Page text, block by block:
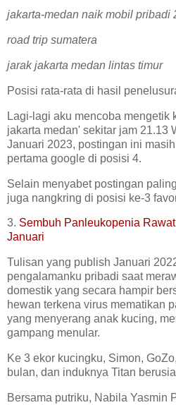
jakarta-medan naik mobil pribadi
road trip sumatera
jarak jakarta medan lintas timur
Posisi rata-rata di hasil
Lagi-lagi aku mencoba mengetik
jakarta medan' sekitar jam 21.13
Januari 2023, postingan ini
pertama google di posisi 4.
Selain menyabet postingan
juga nangkring di posisi ke-3
3. Sembuh Panleukopenia
Januari
Tulisan yang publish Januari
pengalamanku pribadi saat
domestik yang secara hampir
hewan terkena virus mematikan
yang menyerang anak kucing,
gampang menular.
Ke 3 ekor kucingku, Simon,
bulan, dan induknya Titan
Bersama putriku, Nabila Yasmin